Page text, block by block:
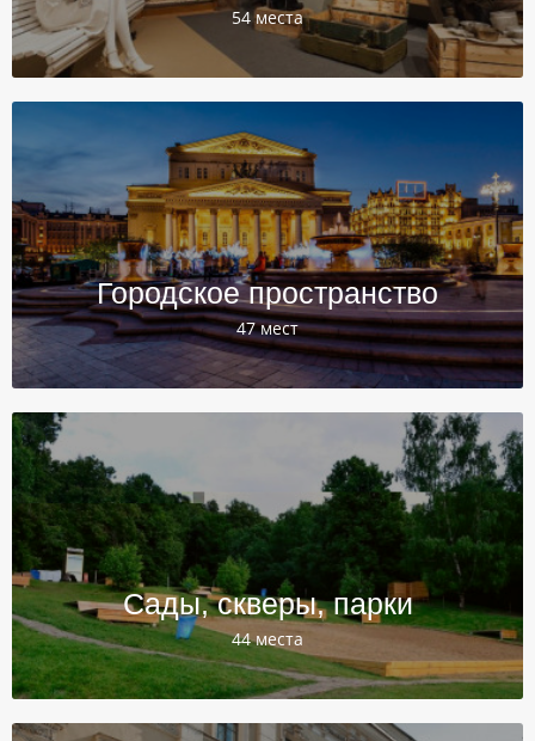
54 места
Городское пространство
47 мест
Сады, скверы, парки
44 места